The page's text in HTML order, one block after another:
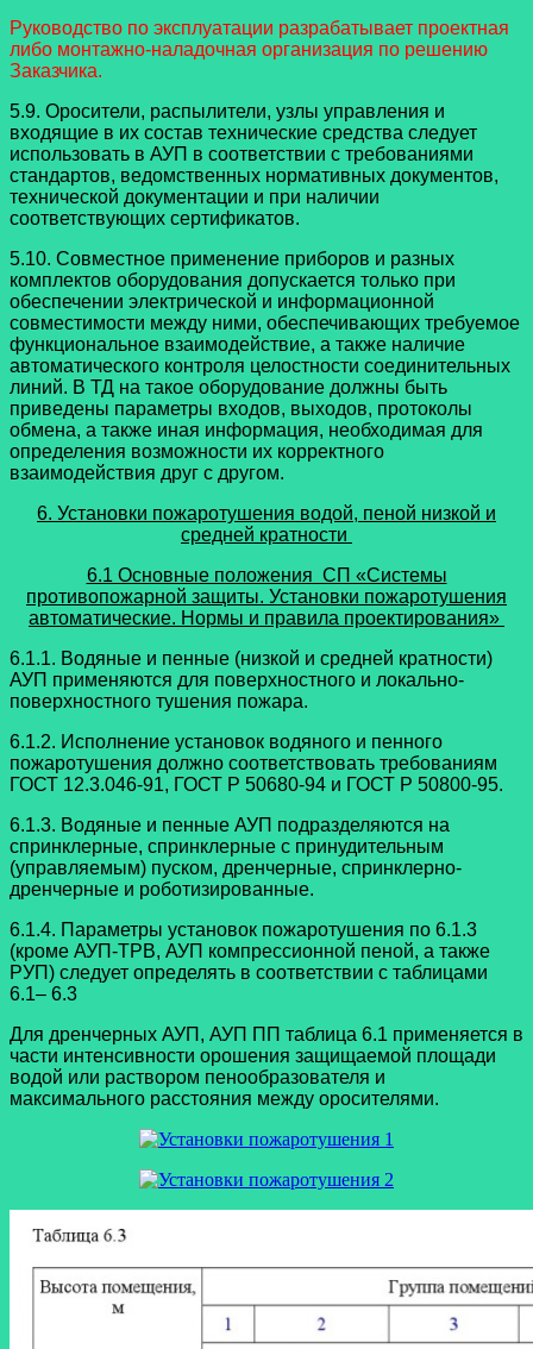
Руководство по эксплуатации разрабатывает проектная
либо монтажно-наладочная организация по решению
Заказчика.
5.9. Оросители, распылители, узлы управления и
входящие в их состав технические средства следует
использовать в АУП в соответствии с требованиями
стандартов, ведомственных нормативных документов,
технической документации и при наличии
соответствующих сертификатов.
5.10. Совместное применение приборов и разных
комплектов оборудования допускается только при
обеспечении электрической и информационной
совместимости между ними, обеспечивающих требуемое
функциональное взаимодействие, а также наличие
автоматического контроля целостности соединительных
линий. В ТД на такое оборудование должны быть
приведены параметры входов, выходов, протоколы
обмена, а также иная информация, необходимая для
определения возможности их корректного
взаимодействия друг с другом.
6. Установки пожаротушения водой, пеной низкой и
средней кратности
6.1 Основные положения СП «Системы
противопожарной защиты. Установки пожаротушения
автоматические. Нормы и правила проектирования»
6.1.1. Водяные и пенные (низкой и средней кратности)
АУП применяются для поверхностного и локально-
поверхностного тушения пожара.
6.1.2. Исполнение установок водяного и пенного
пожаротушения должно соответствовать требованиям
ГОСТ 12.3.046-91, ГОСТ Р 50680-94 и ГОСТ Р 50800-95.
6.1.3. Водяные и пенные АУП подразделяются на
спринклерные, спринклерные с принудительным
(управляемым) пуском, дренчерные, спринклерно-
дренчерные и роботизированные.
6.1.4. Параметры установок пожаротушения по 6.1.3
(кроме АУП-ТРВ, АУП компрессионной пеной, а также
РУП) следует определять в соответствии с таблицами
6.1– 6.3
Для дренчерных АУП, АУП ПП таблица 6.1 применяется в
части интенсивности орошения защищаемой площади
водой или раствором пенообразователя и
максимального расстояния между оросителями.